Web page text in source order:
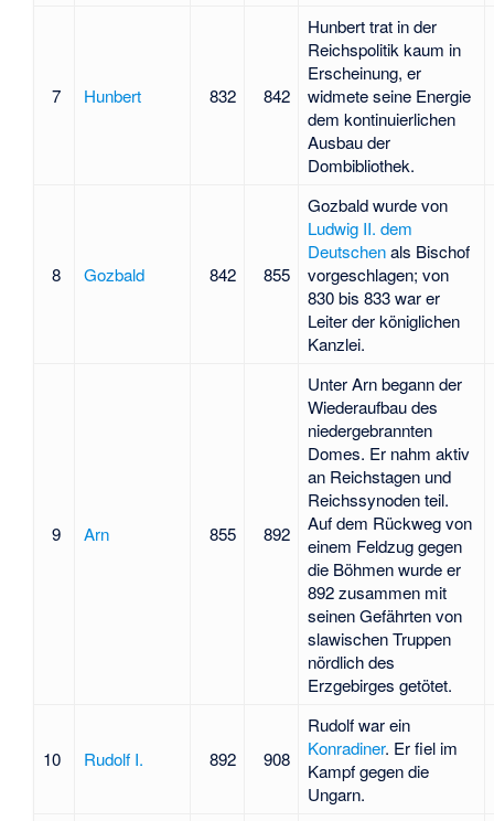
7 Hunbert 832 842
Hunbert trat in der
Reichspolitik kaum in
Erscheinung, er
widmete seine Energie
dem kontinuierlichen
Ausbau der
Dombibliothek.
8 Gozbald 842 855
Gozbald wurde von
Ludwig II. dem
Deutschenals Bischof
vorgeschlagen; von
830 bis 833 war er
Leiter der königlichen
Kanzlei.
9 Arn 855 892
Unter Arn begann der
Wiederaufbau des
niedergebrannten
Domes. Er nahm aktiv
an Reichstagen und
Reichssynoden teil.
Auf dem Rückweg von
einem Feldzug gegen
die Böhmen wurde er
892 zusammen mit
seinen Gefährten von
slawischen Truppen
nördlich des
Erzgebirges getötet.
10 Rudolf I. 892 908
Rudolf war ein
Konradiner. Er fiel im
Kampf gegen die
Ungarn.